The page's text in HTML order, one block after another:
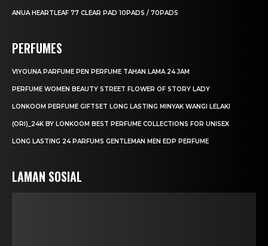
ANUA HEARTLEAF 77 CLEAR PAD 10PADS / 70PADS
PERFUMES
VIYOUNA PARFUME PEN PERFUME TAHAN LAMA 24 JAM
PERFUME WOMEN BEAUTY STREET FLOWER OF STORY LADY
LONKOOM PERFUME GIFTSET LONG LASTING MINYAK WANGI LELAKI
(ORI)_24K BY LONKOOM BEST PERFUME COLLECTIONS FOR UNISEX
LONG LASTING 24 PARFUMS GENTLEMAN MEN EDP PERFUME
LAMAN SOSIAL